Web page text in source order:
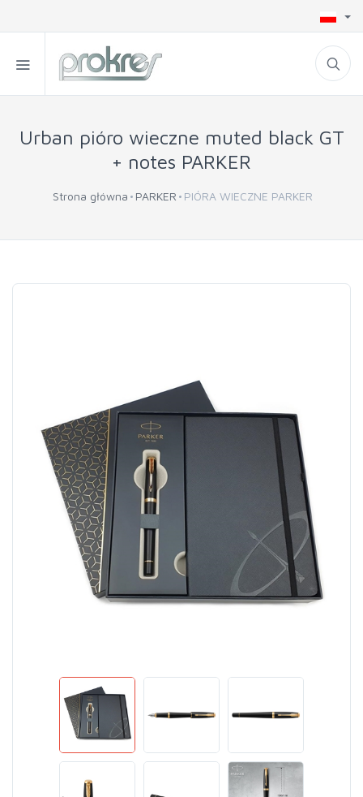
Urban pióro wieczne muted black GT
+ notes PARKER
Strona główna PARKER PIÓRA WIECZNE PARKER